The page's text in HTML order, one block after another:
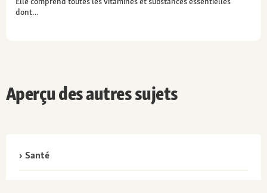
dont…
Aperçu des autres sujets
Santé